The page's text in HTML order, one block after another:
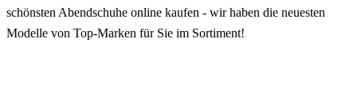
schönsten Abendschuhe online kaufen - wir haben die neuesten
Modelle von Top-Marken für Sie im Sortiment!